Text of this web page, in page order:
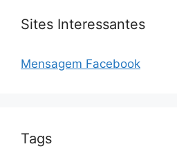
Sites Interessantes
Mensagem Facebook
Tags